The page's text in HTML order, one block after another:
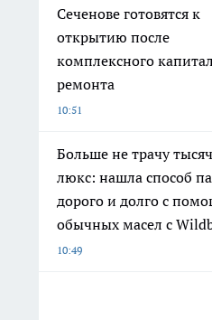
Сеченове готовятся к
открытию после
комплексного
ремонта
10:51
Больше не трачу
люкс: нашла способ
дорого и долго с
обычных масел с
10:49